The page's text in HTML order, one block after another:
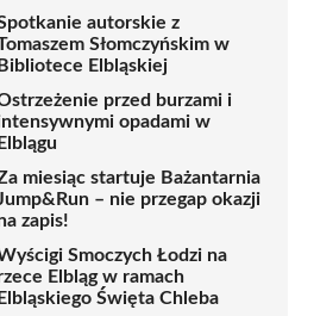
autorskie z
Słomczyńskim w
Bibliotece Elbląskiej
przed burzami i
opadami w
Elblągu
miesiąc startuje Bażantarnia
– nie przegap okazji
zapis!
Smoczych Łodzi na
Elbląg w ramach
Elbląskiego Święta Chleba